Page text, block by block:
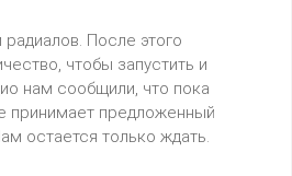
После этого
чтобы запустить и
нам сообщили, что пока
принимает предложенный
остается только ждать.